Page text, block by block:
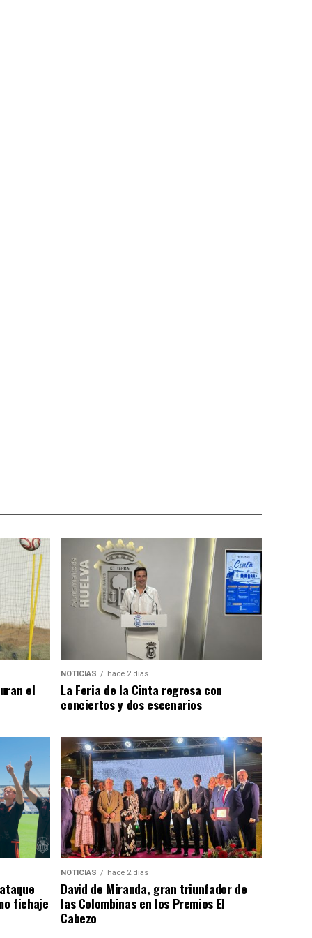
el
NOTICIAS hace 2 días
La Feria de la Cinta regresa con
conciertos y dos escenarios
fichaje
NOTICIAS hace 2 días
David de Miranda, gran triunfador de
las Colombinas en los Premios El
Cabezo